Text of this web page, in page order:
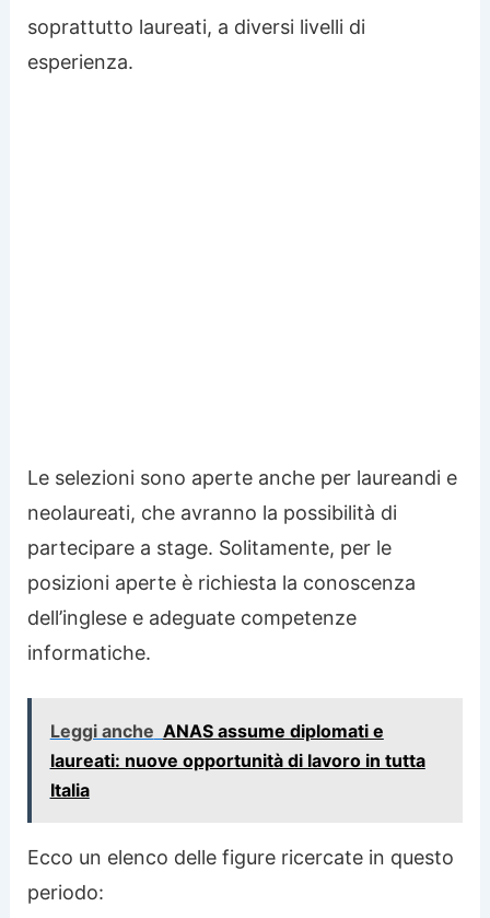
soprattutto laureati, a diversi livelli di
esperienza.
Le selezioni sono aperte anche per laureandi e
neolaureati, che avranno la possibilità di
partecipare a stage. Solitamente, per le
posizioni aperte è richiesta la conoscenza
dell’inglese e adeguate competenze
informatiche.
Leggi anche ANAS assume diplomati e
laureati: nuove opportunità di lavoro in tutta
Italia
Ecco un elenco delle figure ricercate in questo
periodo: